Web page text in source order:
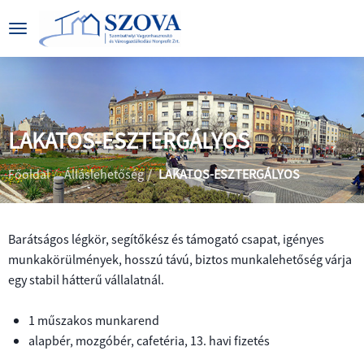
BEMUTATKOZÁS
KÖZÉRDEKŰ
INFORMÁCIÓK
LAKATOS-ESZTERGÁLYOS
Főoldal| Álláslehetőség| LAKATOS-ESZTERGÁLYOS
Barátságos légkör, segítőkész és támogató csapat, igényes
munkakörülmények, hosszú távú, biztos munkalehetőség várja
egy stabil hátterű vállalatnál.
1 műszakos munkarend
alapbér, mozgóbér, cafetéria, 13. havi fizetés